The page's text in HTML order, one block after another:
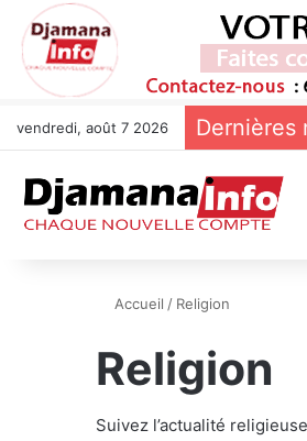
vendredi, août 7 2026 Dernières
Accueil / Religion
Religion
Suivez l’actualité